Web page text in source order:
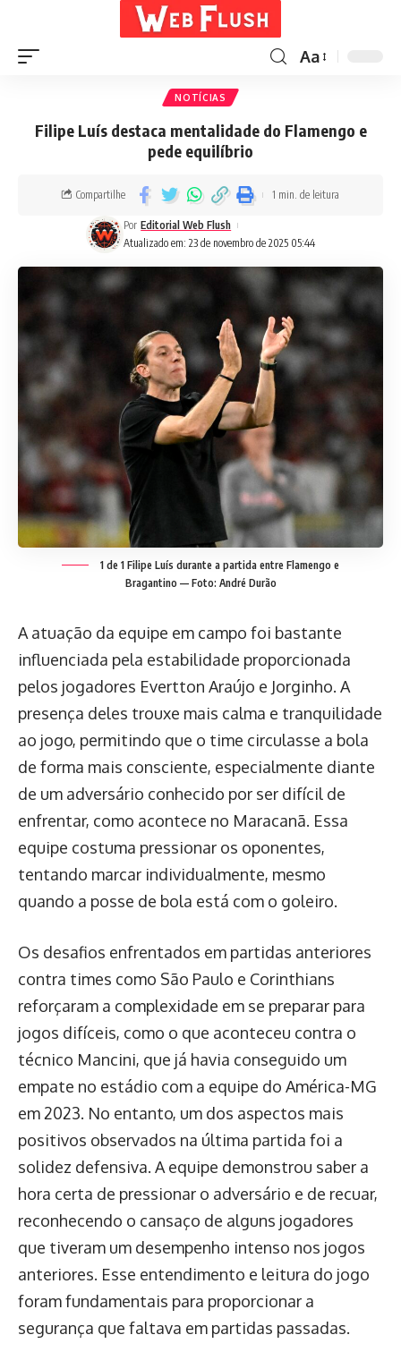
Aa
NOTÍCIAS
Filipe Luís destaca mentalidade do Flamengo e
pede equilíbrio
Atualizado em: 23 de novembro de 2025 05:44
Por Editorial Web Flush
Compartilhe 1 min. de leitura
1 de 1 Filipe Luís durante a partida entre Flamengo e
Bragantino — Foto: André Durão
A atuação da equipe em campo foi bastante
influenciada pela estabilidade proporcionada
pelos jogadores Evertton Araújo e Jorginho. A
presença deles trouxe mais calma e tranquilidade
ao jogo, permitindo que o time circulasse a bola
de forma mais consciente, especialmente diante
de um adversário conhecido por ser difícil de
enfrentar, como acontece no Maracanã. Essa
equipe costuma pressionar os oponentes,
tentando marcar individualmente, mesmo
quando a posse de bola está com o goleiro.
Os desafios enfrentados em partidas anteriores
contra times como São Paulo e Corinthians
reforçaram a complexidade em se preparar para
jogos difíceis, como o que aconteceu contra o
técnico Mancini, que já havia conseguido um
empate no estádio com a equipe do América-MG
em 2023. No entanto, um dos aspectos mais
positivos observados na última partida foi a
solidez defensiva. A equipe demonstrou saber a
hora certa de pressionar o adversário e de recuar,
reconhecendo o cansaço de alguns jogadores
que tiveram um desempenho intenso nos jogos
anteriores. Esse entendimento e leitura do jogo
foram fundamentais para proporcionar a
segurança que faltava em partidas passadas.